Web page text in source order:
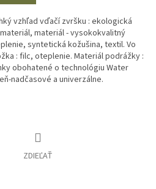
vzhľad vďačí zvršku : ekologická
materiál - vysokokvalitný
syntetická kožušina, textil. Vo
: filc, oteplenie. Materiál podrážky :
obohatené o technológiu Water
nadčasové a univerzálne.
ZDIEĽAŤ